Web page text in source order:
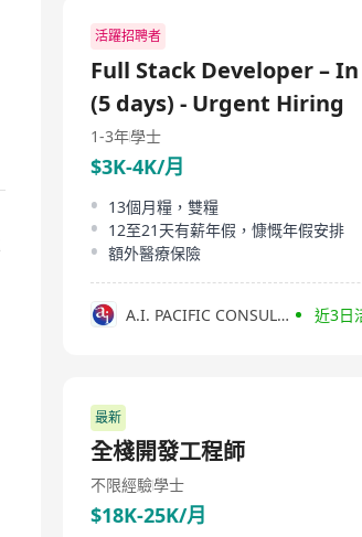
活躍招聘者
Full Stack Developer –
(5 days) - Urgent Hiring
1-3年學士
$3K-4K/月
13個月糧，雙糧
12至21天有薪年假，慷慨年假安排
額外醫療保險
A.I. PACIFIC CONSULTANTS 近3日
最新
全棧開發工程師
不限經驗學士
$18K-25K/月